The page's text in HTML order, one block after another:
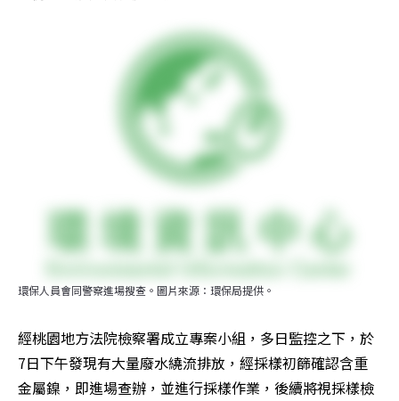
環保人員會同警察進場搜查。圖片來源：環保局提供。
經桃園地方法院檢察署成立專案小組，多日監控之下，於
7日下午發現有大量廢水繞流排放，經採樣初篩確認含重
金屬鎳，即進場查辦，並進行採樣作業，後續將視採樣檢